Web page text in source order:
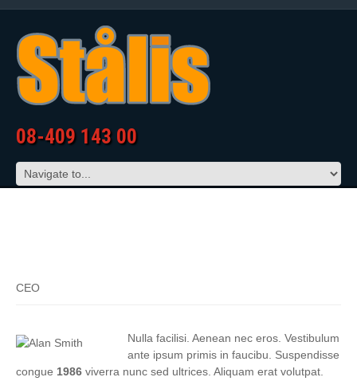
08-409 143 00
CEO
Nulla facilisi. Aenean nec eros. Vestibulum
ante ipsum primis in faucibu. Suspendisse
congue 1986 viverra nunc sed ultrices. Aliquam erat volutpat.